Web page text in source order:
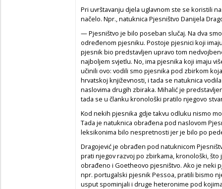
Pri uvrštavanju djela uglavnom ste se koristili
načelo. Npr., natuknica Pjesništvo Danijela
— Pjesništvo je bilo poseban slučaj. Na dva
određenom pjesniku. Postoje pjesnici koji
pjesnik bio predstavljen upravo tom
najboljem svjetlu. No, ima pjesnika koji imaju
učinili ovo: vodili smo pjesnika pod zbirkom
hrvatskoj književnosti, i tada se natuknica
naslovima drugih zbiraka. Mihalić je
tada se u članku kronološki pratilo njegovo
Kod nekih pjesnika gdje takvu odluku nismo
Tada je natuknica obrađena pod naslovom
leksikonima bilo nespretnosti jer je bilo po
Dragojević je obrađen pod natuknicom
prati njegov razvoj po zbirkama, kronološki,
obrađeno i Goetheovo pjesništvo. Ako je neki
npr. portugalski pjesnik Pessoa, pratili bismo
usput spominjali i druge heteronime pod